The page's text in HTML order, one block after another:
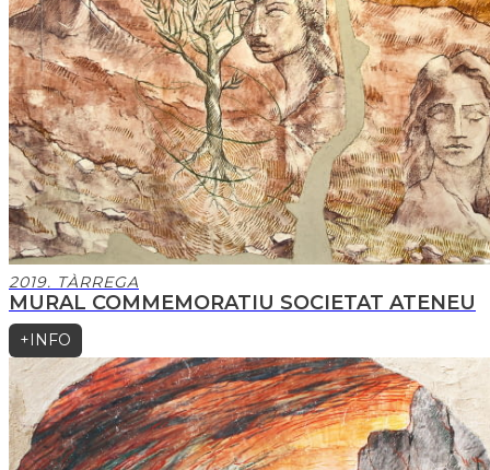
MURAL COMMEMORATIU SOCIETAT ATENEU
2019. TÀRREGA
+INFO